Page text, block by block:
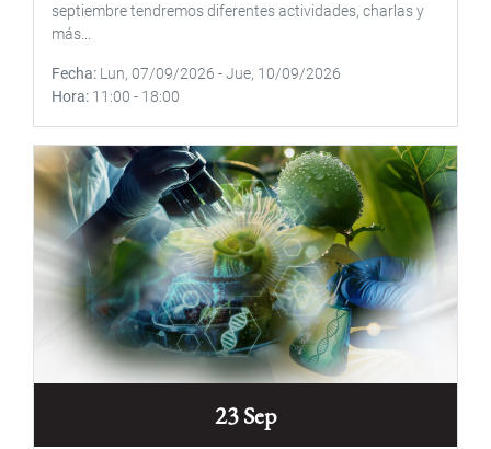
septiembre tendremos diferentes actividades, charlas y
más...
Fecha Lun, 07/09/2026 -Jue, 10/09/2026
Hora 11:00 - 18:00
23 Sep